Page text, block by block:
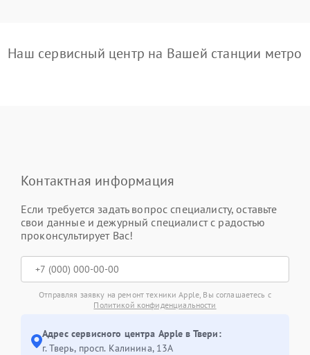
Наш сервисный центр на Вашей станции метро
Контактная информация
Если требуется задать вопрос специалисту, оставьте
свои данные и дежурный специалист с радостью
проконсультирует Вас!
Отправляя заявку на ремонт техники Apple, Вы соглашаетесь с
Политикой конфиденциальности
Адрес сервисного центра Apple в Твери:
г. Тверь, просп. Калинина, 13А